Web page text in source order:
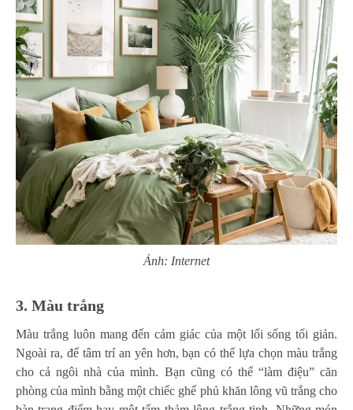
Ảnh: Internet
3. Màu trắng
Màu trắng luôn mang đến cảm giác của một lối sống tối giản.
Ngoài ra, để tâm trí an yên hơn, bạn có thể lựa chọn màu trắng
cho cả ngôi nhà của mình. Bạn cũng có thể “làm điệu” căn
phòng của mình bằng một chiếc ghế phủ khăn lông vũ trắng cho